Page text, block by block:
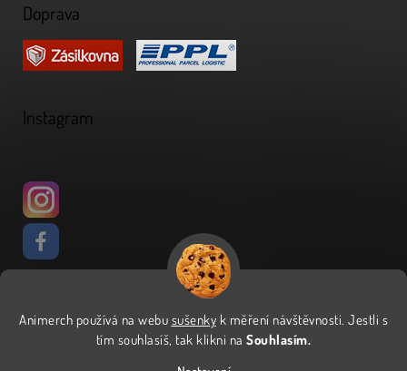
Animerch používá na webu sušenky k měření návštěvnosti. Jestli s
tím souhlasíš, tak klikni naSouhlasím.
Doprava
Instagram
Vytvořil Shoptet